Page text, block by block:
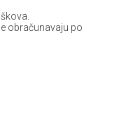
obračunavaju po